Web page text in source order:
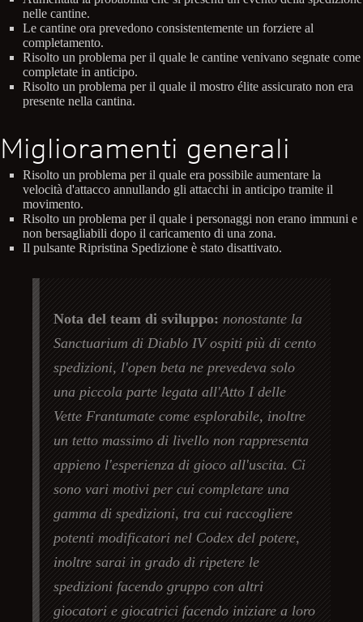
nelle cantine.
Le cantine ora prevedono consistentemente un forziere al
completamento.
Risolto un problema per il quale le cantine venivano segnate come
completate in anticipo.
Risolto un problema per il quale il mostro élite assicurato non era
presente nella cantina.
Miglioramenti generali
Risolto un problema per il quale era possibile aumentare la
velocità d'attacco annullando gli attacchi in anticipo tramite il
movimento.
Risolto un problema per il quale i personaggi non erano immuni e
non bersagliabili dopo il caricamento di una zona.
Il pulsante Ripristina Spedizione è stato disattivato.
Nota del team di sviluppo:nonostante la
Sanctuarium di Diablo IV ospiti più di cento
spedizioni, l'open beta ne prevedeva solo
una piccola parte legata all'Atto I delle
Vette Frantumate come esplorabile, inoltre
un tetto massimo di livello non rappresenta
appieno l'esperienza di gioco all'uscita. Ci
sono vari motivi per cui completare una
gamma di spedizioni, tra cui raccogliere
potenti modificatori nel Codex del potere,
inoltre sarai in grado di ripetere le
spedizioni facendo gruppo con altri
giocatori e giocatrici facendo iniziare a loro